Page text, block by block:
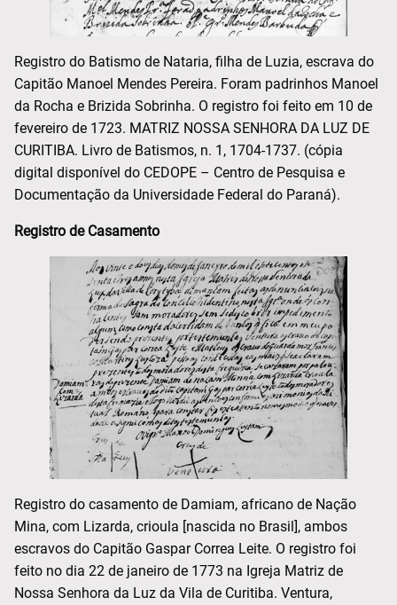
Registro do Batismo de Nataria, filha de Luzia, escrava do
Capitão Manoel Mendes Pereira. Foram padrinhos Manoel
da Rocha e Brizida Sobrinha. O registro foi feito em 10 de
fevereiro de 1723. MATRIZ NOSSA SENHORA DA LUZ DE
CURITIBA. Livro de Batismos, n. 1, 1704-1737. (cópia
digital disponível do CEDOPE – Centro de Pesquisa e
Documentação da Universidade Federal do Paraná).
Registro de Casamento
Registro do casamento de Damiam, africano de Nação
Mina, com Lizarda, crioula [nascida no Brasil], ambos
escravos do Capitão Gaspar Correa Leite. O registro foi
feito no dia 22 de janeiro de 1773 na Igreja Matriz de
Nossa Senhora da Luz da Vila de Curitiba. Ventura,